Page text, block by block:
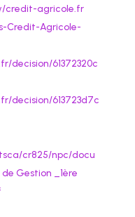
credit-agricole.fr
Credit-Agricole-
decision/61372320c
decision/613723d7c
cr825/npc/docu
Gestion _1ère